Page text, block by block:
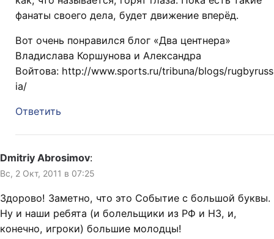
фанаты своего дела, будет движение вперёд.
Вот очень понравился блог «Два центнера»
Владислава Коршунова и Александра
Войтова: http://www.sports.ru/tribuna/blogs/rugbyruss
ia/
Ответить
Dmitriy Abrosimov:
Вс, 2 Окт, 2011 в 07:25
Здорово! Заметно, что это Событие с большой буквы.
Ну и наши ребята (и болельщики из РФ и НЗ, и,
конечно, игроки) большие молодцы!